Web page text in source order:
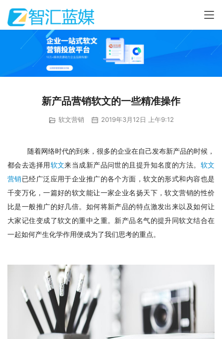
新产品营销软文的一些精准操作
软文营销 2019年3月12日 上午9:12
随着网络时代的到来，很多的企业在自己发布新产品的时候，
都会去选择用软文来当成新产品问世的且提升知名度的方法。 软文
营销已经广泛应用于企业推广的各个方面，软文的形式和内容也是
千变万化，一篇好的软文能让一家企业名扬天下，软文营销的性价
比是一般推广的好几倍。如何将新产品的特点激发出来以及如何让
大家记住变成了软文的重中之重。新产品名气的提升同软文结合在
一起如何产生化学作用便成为了我们思考的重点。